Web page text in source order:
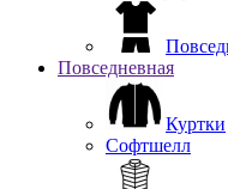
Повседневная
Куртки
Софтшелл